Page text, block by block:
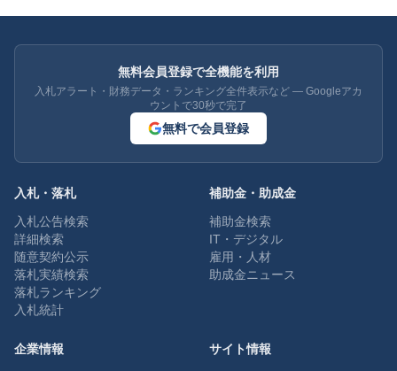
無料会員登録で全機能を利用
入札アラート・財務データ・ランキング全件表示など — Googleアカ
ウントで30秒で完了
無料で会員登録
入札・落札
入札公告検索
詳細検索
随意契約公示
落札実績検索
落札ランキング
入札統計
補助金・助成金
補助金検索
IT・デジタル
雇用・人材
助成金ニュース
企業情報
サイト情報